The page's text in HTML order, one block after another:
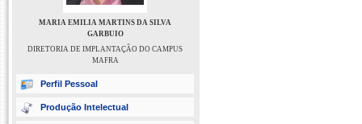
MARIA EMILIA MARTINS DA SILVA
GARBUIO
DIRETORIA DE IMPLANTAÇÃO DO CAMPUS
MAFRA
Perfil Pessoal
Produção Intelectual